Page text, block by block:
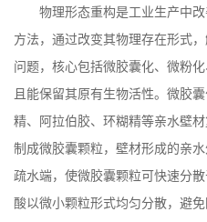
物理形态重构是工业生产中
方法，通过改变其物理存在形式
问题，核心包括微胶囊化、微粉
且能保留其原有生物活性。微胶
精、阿拉伯胶、环糊精等亲水壁
制成微胶囊颗粒，壁材形成的亲
疏水端，使微胶囊颗粒可快速分
酸以微小颗粒形式均匀分散，避